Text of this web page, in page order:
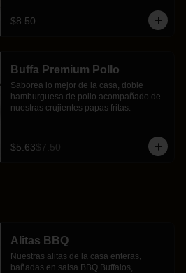
$8.50
Buffa Premium Pollo
Saborea lo mejor de la casa, doble
hamburguesa de pollo acompañado de
nuestras crujientes papas fritas.
$5.63$7.50
Alitas BBQ
Nuestras alitas de la casa enteras,
bañadas en salsa BBQ Buffalos,